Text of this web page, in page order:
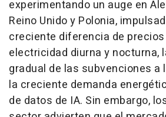
experimentando un auge en
Reino Unido y Polonia,
creciente diferencia de
electricidad diurna y nocturna,
gradual de las subvenciones a
la creciente demanda
de datos de IA. Sin embargo,